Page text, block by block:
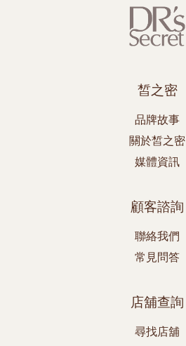
皙之密
品牌故事
關於皙之密
媒體資訊
顧客諮詢
聯絡我們
常見問答
店舖查詢
尋找店舖